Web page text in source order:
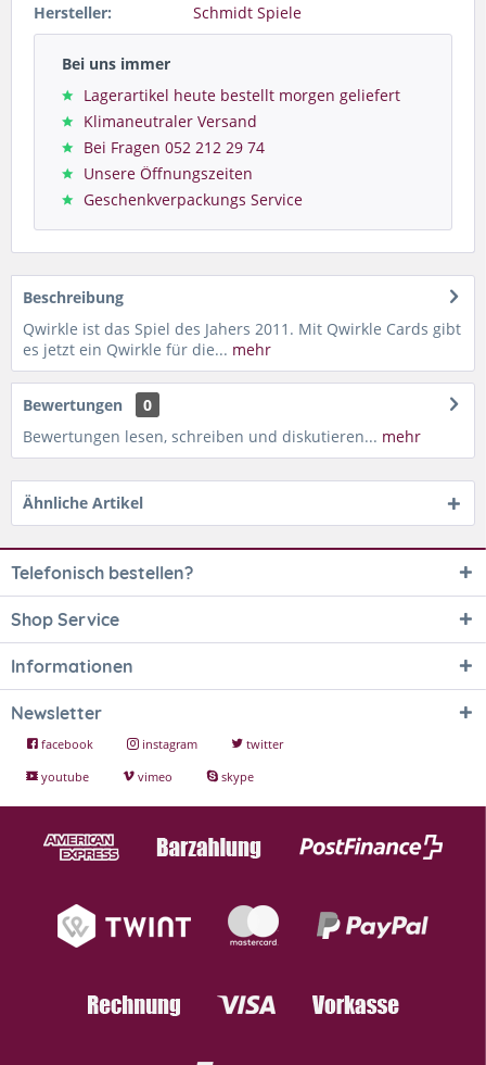
Hersteller:
Schmidt Spiele
Bei uns immer
Lagerartikel heute bestellt morgen geliefert
Klimaneutraler Versand
Bei Fragen 052 212 29 74
Unsere Öffnungszeiten
Geschenkverpackungs Service
Beschreibung
Qwirkle ist das Spiel des Jahers 2011. Mit Qwirkle Cards gibt
es jetzt ein Qwirkle für die... mehr
Bewertungen
0
Bewertungen lesen, schreiben und diskutieren... mehr
Ähnliche Artikel
Telefonisch bestellen?
Shop Service
Informationen
Newsletter
facebook instagram
twitter
youtube
vimeo skype